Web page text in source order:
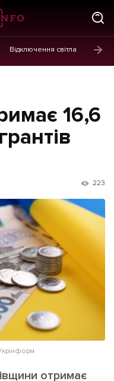
Відключення світла
релізи
Відео
in Lviv
16,6
223
отримає